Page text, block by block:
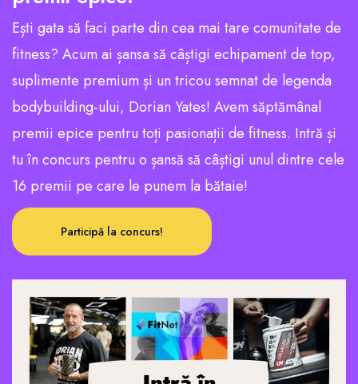
Ești gata să faci parte din cea mai tare comunitate de
fitness? Acum ai șansa să câștigi echipament de top,
suplimente premium și un tricou semnat de legenda
bodybuilding-ului, Dorian Yates! Avem săptămânal
premii epice pentru toți pasionații de fitness. Intră și
tu în concurs pentru o șansă să câștigi unul dintre cele
16 premii pe care le punem la bătaie!
Participă la concurs!